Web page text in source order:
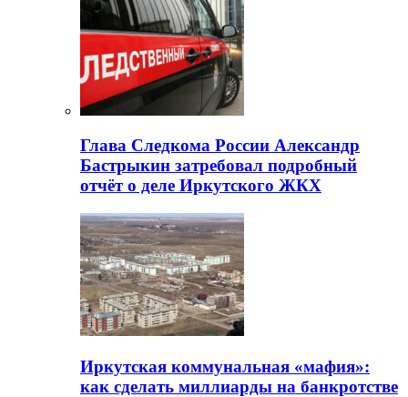
Глава Следкома России Александр
Бастрыкин затребовал подробный
отчёт о деле Иркутского ЖКХ
Иркутская коммунальная «мафия»:
как сделать миллиарды на банкротстве